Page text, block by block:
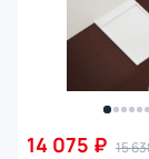
14 075 ₽ 15